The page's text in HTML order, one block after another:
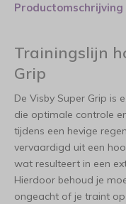
Productomschrijving
Trainingslijn
Grip
De Visby Super Grip is
die optimale controle
tijdens een hevige
vervaardigd uit een
wat resulteert in een
Hierdoor behoud je
ongeacht of je traint